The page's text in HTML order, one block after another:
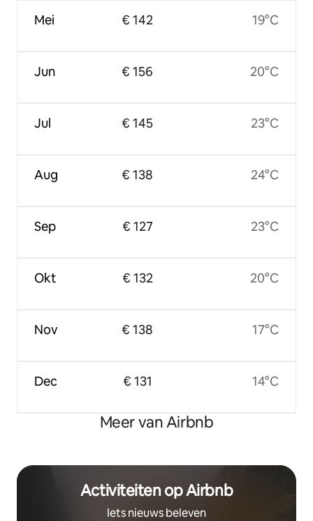
Mei
Jun
Jul
Aug
Sep
Okt
Nov
Dec
€ 142
€ 156
€ 145
€ 138
€ 127
€ 132
€ 138
€ 131
19°C
20°C
23°C
24°C
23°C
20°C
17°C
14°C
Meer van Airbnb
Activiteiten op Airbnb
Iets nieuws beleven